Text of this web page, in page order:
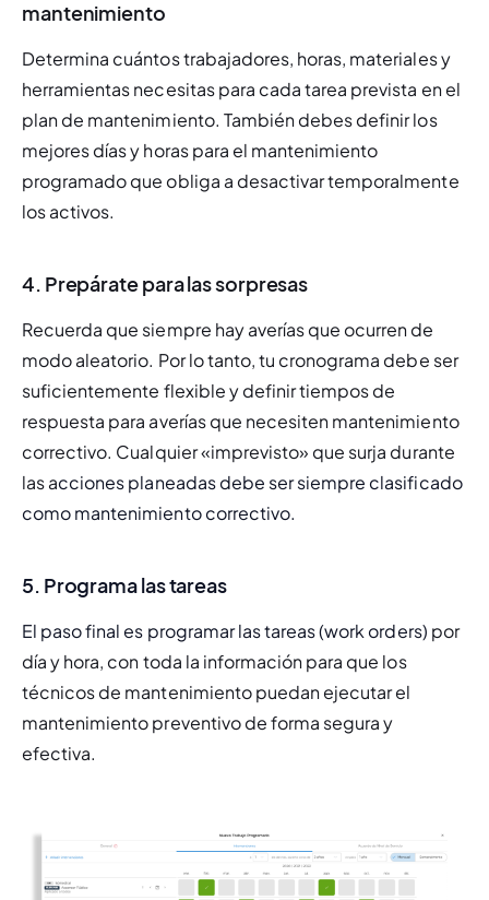
mantenimiento
Determina cuántos trabajadores, horas, materiales y
herramientas necesitas para cada tarea prevista en el
plan de mantenimiento. También debes definir los
mejores días y horas para el mantenimiento
programado que obliga a desactivar temporalmente
los activos.
4. Prepárate para las sorpresas
Recuerda que siempre hay averías que ocurren de
modo aleatorio. Por lo tanto, tu cronograma debe ser
suficientemente flexible y definir tiempos de
respuesta para averías que necesiten mantenimiento
correctivo. Cualquier «imprevisto» que surja durante
las acciones planeadas debe ser siempre clasificado
como mantenimiento correctivo.
5. Programa las tareas
El paso final es programar las tareas (work orders) por
día y hora, con toda la información para que los
técnicos de mantenimiento puedan ejecutar el
mantenimiento preventivo de forma segura y
efectiva.